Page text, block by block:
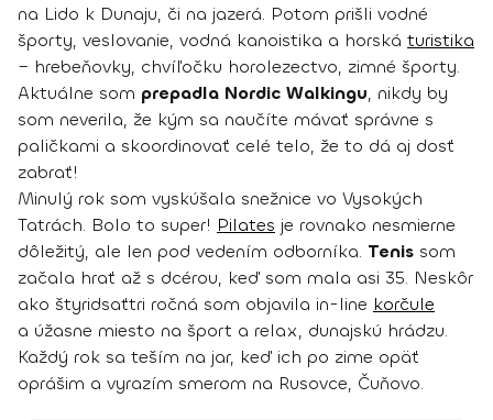
na Lido k Dunaju, či na jazerá. Potom prišli vodné
športy, veslovanie, vodná kanoistika a horská turistika
– hrebeňovky, chvíľočku horolezectvo, zimné športy.
Aktuálne som prepadla Nordic Walkingu, nikdy by
som neverila, že kým sa naučíte mávať správne s
paličkami a skoordinovať celé telo, že to dá aj dosť
zabrať!
Minulý rok som vyskúšala snežnice vo Vysokých
Tatrách. Bolo to super! Pilates je rovnako nesmierne
dôležitý, ale len pod vedením odborníka. Tenis som
začala hrať až s dcérou, keď som mala asi 35. Neskôr
ako štyridsaťtri ročná som objavila in-line korčule
a úžasne miesto na šport a relax, dunajskú hrádzu.
Každý rok sa teším na jar, keď ich po zime opäť
oprášim a vyrazím smerom na Rusovce, Čuňovo.